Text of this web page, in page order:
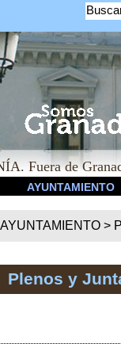
Fuera de
AYUNTAMIENTO
AYUNTAMIENTO >
Plenos y